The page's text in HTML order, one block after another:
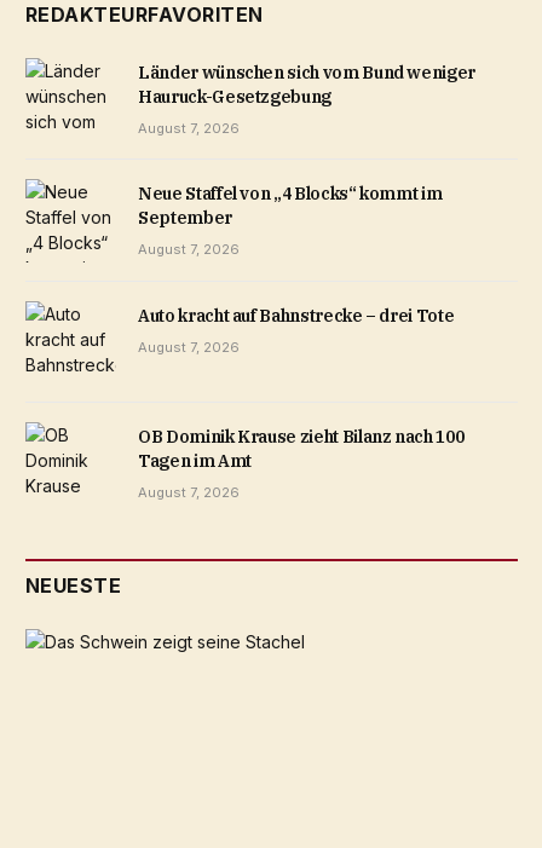
REDAKTEURFAVORITEN
Länder wünschen sich vom Bund weniger
Hauruck-Gesetzgebung
August 7, 2026
Neue Staffel von „4 Blocks“ kommt im
September
August 7, 2026
Auto kracht auf Bahnstrecke – drei Tote
August 7, 2026
OB Dominik Krause zieht Bilanz nach 100
Tagen im Amt
August 7, 2026
NEUESTE